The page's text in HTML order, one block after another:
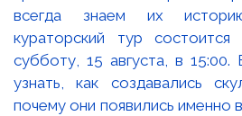
всегда знаем их
кураторский тур
субботу, 15 августа, в 15:00.
узнать, как создавались
почему они появились именно